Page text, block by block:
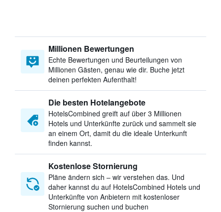
Millionen Bewertungen
Echte Bewertungen und Beurteilungen von
Millionen Gästen, genau wie dir. Buche jetzt
deinen perfekten Aufenthalt!
Die besten Hotelangebote
HotelsCombined greift auf über 3 Millionen
Hotels und Unterkünfte zurück und sammelt sie
an einem Ort, damit du die ideale Unterkunft
finden kannst.
Kostenlose Stornierung
Pläne ändern sich – wir verstehen das. Und
daher kannst du auf HotelsCombined Hotels und
Unterkünfte von Anbietern mit kostenloser
Stornierung suchen und buchen